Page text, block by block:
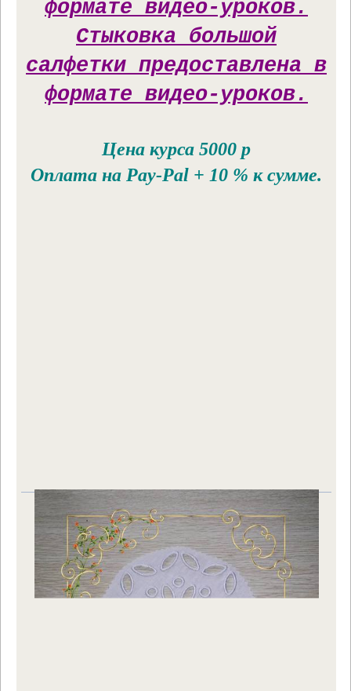
формате видео-уроков.
Стыковка большой
салфетки предоставлена в
формате видео-уроков.
Цена курса 5000 р
Оплата на Pay-Pal + 10 % к сумме.